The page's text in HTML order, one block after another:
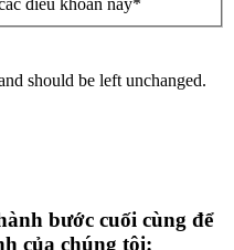
điều khoản này*
should be left unchanged.
bước cuối cùng để
của chúng tôi: